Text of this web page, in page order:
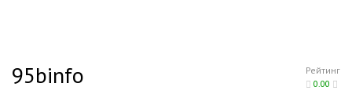
Рейтинг
0.00
95binfo